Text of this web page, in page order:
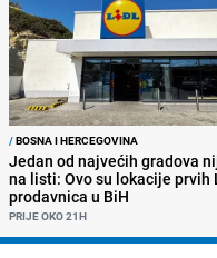
/BOSNA I HERCEGOVINA
Jedan od najvećih gradova
na listi: Ovo su lokacije prvih
prodavnica u BiH
PRIJE OKO 21H